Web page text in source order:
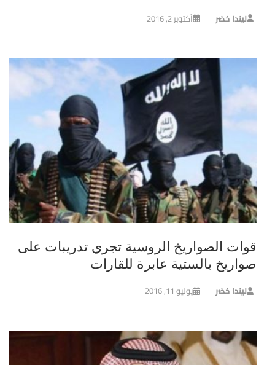
ليندا خضر أكتوبر 2, 2016
قوات الصواريخ الروسية تجري تدريبات على
صواريخ بالستية عابرة للقارات
ليندا خضر يوليو 11, 2016